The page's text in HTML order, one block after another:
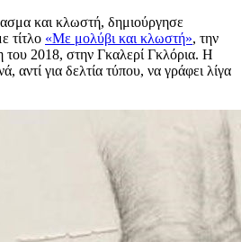
και κλωστή, δημιούργησε
τίτλο «Με μολύβι και κλωστή», την
2018, στην Γκαλερί Γκλόρια. Η
αντί για δελτία τύπου, να γράφει λίγα